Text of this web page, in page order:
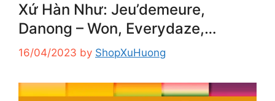
Xứ Hàn Như: Jeu’demeure,
Danong – Won, Everydaze,…
16/04/2023 by ShopXuHuong